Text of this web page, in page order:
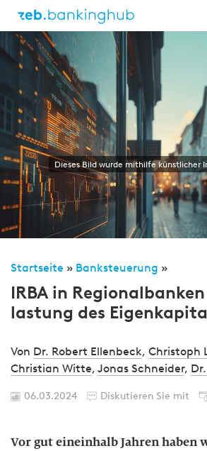
Dieses Bild wurde mithilfe künstlicher
Startseite » Banksteuerung »
IRBA in
lastung des
Von Dr. Robert Ellenbeck, Christoph
Christian Witte, Jonas Schneider,
06.03.2024 Diskutieren Sie mit
Vor gut eineinhalb Jahren haben